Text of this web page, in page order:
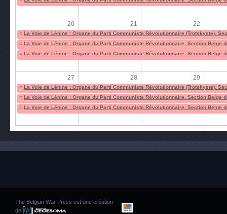
20 21 22
« La Voie de Lénine : Organe du Parti Communiste Révolutionnaire (Trotskyste).
« La Voie de Lénine : Organe du Parti Communiste Révolutionnaire. Section Belge
« La Voie de Lénine : Organe du Parti Communiste Révolutionnaire. Section Belge
27 28 29
« La Voie de Lénine : Organe du Parti Communiste Révolutionnaire (Trotskyste).
« La Voie de Lénine : Organe du Parti Communiste Révolutionnaire. Section Belge
« La Voie de Lénine : Organe du Parti Communiste Révolutionnaire. Section Belge
The Belgian War Press est une création
de